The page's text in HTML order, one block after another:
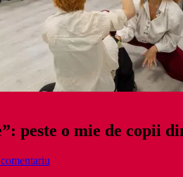
peste o mie de copii